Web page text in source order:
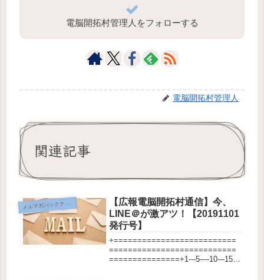
電脳開拓村管理人をフォローする
電脳開拓村管理人
関連記事
メ
ルマガバックナンバー
【広報電脳開拓村通信】今、
LINE＠が激アツ！【20191101
発行号】
+==========================
===========================
===============+1---5----10---15--